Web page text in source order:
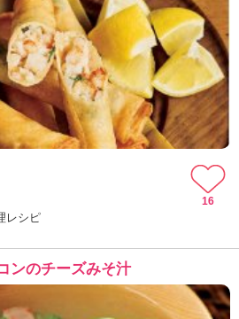
レシピ
16
ンのチーズみそ汁